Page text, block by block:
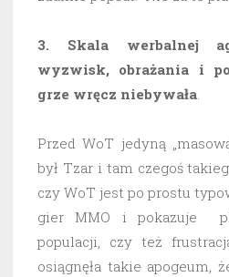
3. Skala werbalnej
wyzwisk, obrażania i
grze wręcz niebywała.
Przed WoT jedyną
był Tzar i tam czegoś
czy WoT jest po prostu
gier MMO i pokazuje
populacji, czy też
osiągnęła takie apogeum,